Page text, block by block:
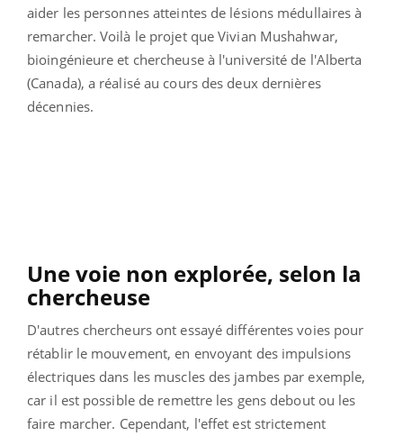
aider les personnes atteintes de lésions médullaires à
remarcher. Voilà le projet que Vivian Mushahwar,
bioingénieure et chercheuse à l'université de l'Alberta
(Canada), a réalisé au cours des deux dernières
décennies.
Une voie non explorée, selon la
chercheuse
D'autres chercheurs ont essayé différentes voies pour
rétablir le mouvement, en envoyant des impulsions
électriques dans les muscles des jambes par exemple,
car il est possible de remettre les gens debout ou les
faire marcher. Cependant, l'effet est strictement